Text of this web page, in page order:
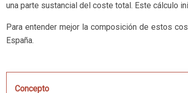
una parte sustancial del coste total. Este cálculo
Para entender mejor la composición de estos
España.
Concepto